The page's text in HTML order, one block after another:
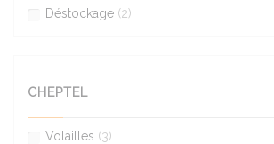
Déstockage (2)
CHEPTEL
Volailles (3)